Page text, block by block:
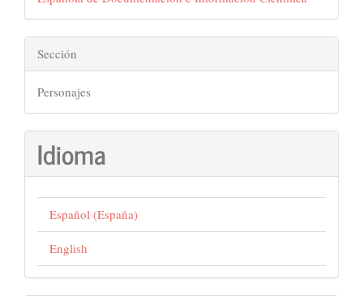
Sección
Personajes
Idioma
Español (España)
English